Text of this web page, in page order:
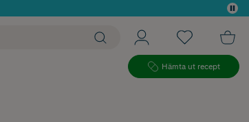
Hämta ut recept